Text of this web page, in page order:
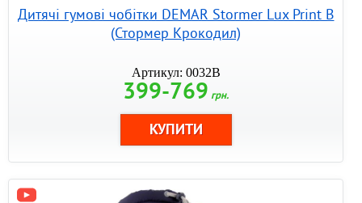
Дитячі гумові чобітки DEMAR Stormer Lux Print B
(Стормер Крокодил)
Артикул: 0032B
399-769 грн.